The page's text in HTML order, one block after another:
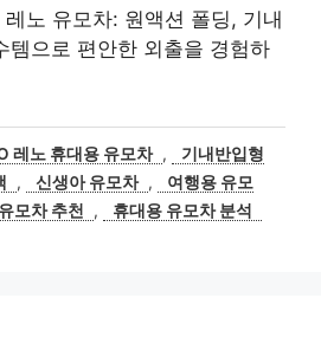
노 유모차: 원액션 폴딩, 기내
템으로 편안한 외출을 경험하
레노 휴대용 유모차 ,
기내반입형
, 신생아 유모차 ,
여행용 유모
유모차 추천 , 휴대용 유모차 분석